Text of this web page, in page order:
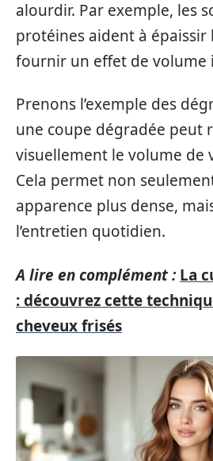
alourdir. Par exemple, les
protéines aident à épaissir
fournir un effet de volume
Prenons l’exemple des
une coupe dégradée peut
visuellement le volume de
Cela permet non
apparence plus dense,
l’entretien quotidien.
A lire en complément : La
: découvrez cette
cheveux frisés